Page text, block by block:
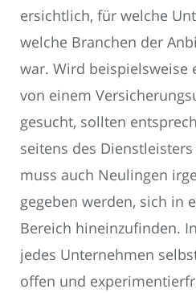
ersichtlich, für welche
welche Branchen der
war. Wird beispielsweise
von einem
gesucht, sollten
seitens des
muss auch Neulingen
gegeben werden, sich in
Bereich hineinzufinden.
jedes Unternehmen
offen und